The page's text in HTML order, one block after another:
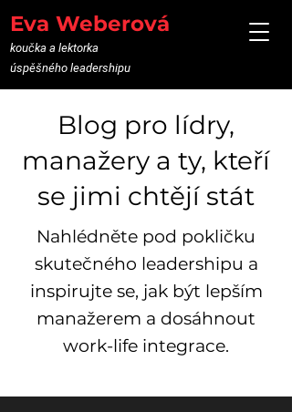
Eva Weberová
koučka a lektorka
úspěšného leadershipu
Blog pro lídry,
manažery a ty, kteří
se jimi chtějí stát
Nahlédněte pod pokličku
skutečného leadershipu a
inspirujte se, jak být lepším
manažerem a dosáhnout
work-life integrace.